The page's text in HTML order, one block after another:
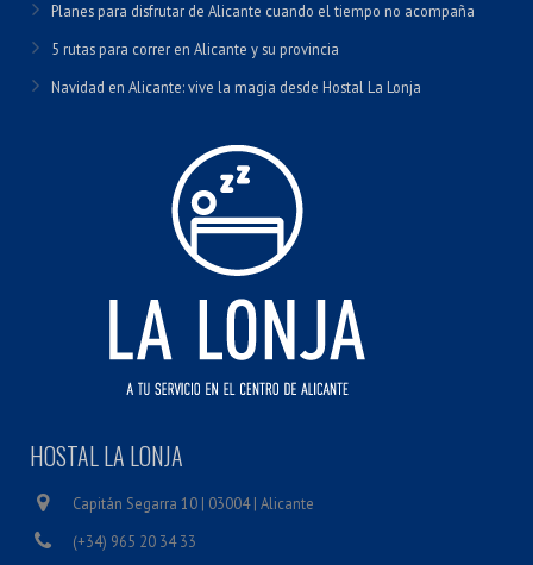
Planes para disfrutar de Alicante cuando el tiempo no acompaña
5 rutas para correr en Alicante y su provincia
Navidad en Alicante: vive la magia desde Hostal La Lonja
HOSTAL LA LONJA
Capitán Segarra 10 | 03004 | Alicante
(+34) 965 20 34 33